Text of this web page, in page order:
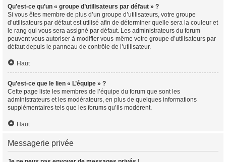
Qu’est-ce qu’un « groupe d’utilisateurs par défaut » ?
Si vous êtes membre de plus d’un groupe d’utilisateurs, votre groupe
d’utilisateurs par défaut est utilisé afin de déterminer quelle sera la couleur et
le rang qui vous sera assigné par défaut. Les administrateurs du forum
peuvent vous autoriser à modifier vous-même votre groupe d’utilisateurs par
défaut depuis le panneau de contrôle de l’utilisateur.
Haut
Qu’est-ce que le lien « L’équipe » ?
Cette page liste les membres de l’équipe du forum que sont les
administrateurs et les modérateurs, en plus de quelques informations
supplémentaires tels que les forums qu’ils modèrent.
Haut
Messagerie privée